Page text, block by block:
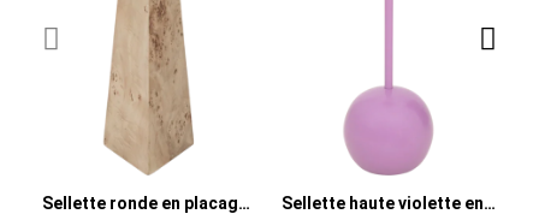
Sellette ronde en placage de loupe de bois Mota Sellette haute violette en aluminium M